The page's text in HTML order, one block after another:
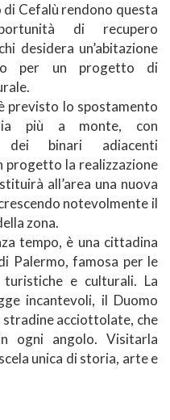
di Cefalù rendono questa
di recupero
desidera un’abitazione
per un progetto di
previsto lo spostamento
più a monte, con
dei binari adiacenti
progetto la realizzazione
all’area una nuova
notevolmente il
zona.
tempo, è una cittadina
Palermo, famosa per le
e culturali. La
incantevoli, il Duomo
acciottolate, che
ogni angolo. Visitarla
unica di storia, arte e